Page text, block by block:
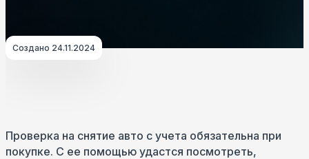
Создано 24.11.2024
Проверка на снятие авто с учета обязательна при
покупке. С ее помощью удастся посмотреть,